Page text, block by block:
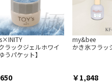
ラックジェルホワイ
うパケット】
my&bee
かき氷フラッ
1,848